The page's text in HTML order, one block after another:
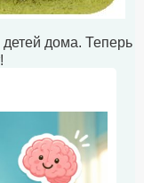
дома. Теперь